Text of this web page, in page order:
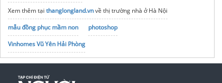
Xem thêm tại thanglongland.vnvề thị trường nhà ở Hà Nội
mẫu đồng phục mầm non
photoshop
Vinhomes Vũ Yên Hải Phòng